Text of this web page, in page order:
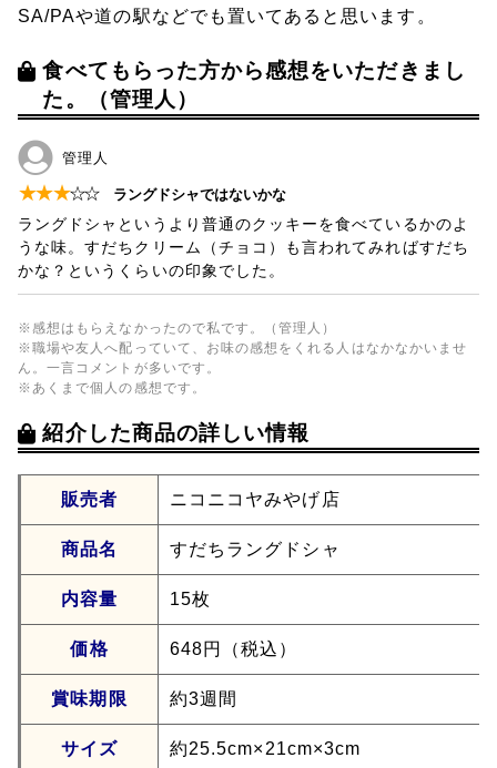
SA/PAや道の駅などでも置いてあると思います。
食べてもらった方から感想をいただきまし
た。（管理人）
管理人
★★★☆☆ ラングドシャではないかな
ラングドシャというより普通のクッキーを食べているかのよ
うな味。すだちクリーム（チョコ）も言われてみればすだち
かな？というくらいの印象でした。
※感想はもらえなかったので私です。（管理人）
※職場や友人へ配っていて、お味の感想をくれる人はなかなかいませ
ん。一言コメントが多いです。
※あくまで個人の感想です。
紹介した商品の詳しい情報
販売者 ニコニコヤみやげ店
商品名 すだちラングドシャ
内容量 15枚
価格 648円（税込）
賞味期限 約3週間
サイズ 約25.5cm×21cm×3cm